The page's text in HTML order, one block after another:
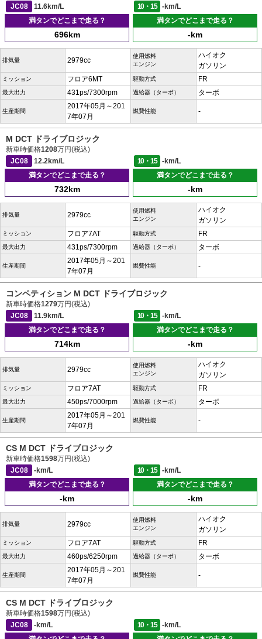
JC08
11.6km/L 10・15
-km/L
満タンでどこまで走る？
696km
満タンでどこまで走る？
-km
排気量 2979cc
使用燃料
エンジン
ハイオク
ガソリン
ミッション フロア6MT 駆動方式 FR
最大出力 431ps/7300rpm 過給器（ターボ） ターボ
生産期間
2017年05月～201
7年07月
燃費性能 -
M DCT ドライブロジック
新車時価格1208万円(税込)
JC08
12.2km/L 10・15
-km/L
満タンでどこまで走る？
732km
満タンでどこまで走る？
-km
排気量 2979cc
使用燃料
エンジン
ハイオク
ガソリン
ミッション フロア7AT 駆動方式 FR
最大出力 431ps/7300rpm 過給器（ターボ） ターボ
生産期間
2017年05月～201
7年07月
燃費性能 -
コンペティション M DCT ドライブロジック
新車時価格1279万円(税込)
JC08
11.9km/L 10・15
-km/L
満タンでどこまで走る？
714km
満タンでどこまで走る？
-km
排気量 2979cc
使用燃料
エンジン
ハイオク
ガソリン
ミッション フロア7AT 駆動方式 FR
最大出力 450ps/7000rpm 過給器（ターボ） ターボ
生産期間
2017年05月～201
7年07月
燃費性能 -
CS M DCT ドライブロジック
新車時価格1598万円(税込)
JC08
-km/L 10・15
-km/L
満タンでどこまで走る？
-km
満タンでどこまで走る？
-km
排気量 2979cc
使用燃料
エンジン
ハイオク
ガソリン
ミッション フロア7AT 駆動方式 FR
最大出力 460ps/6250rpm 過給器（ターボ） ターボ
生産期間
2017年05月～201
7年07月
燃費性能 -
CS M DCT ドライブロジック
新車時価格1598万円(税込)
JC08
-km/L 10・15
-km/L